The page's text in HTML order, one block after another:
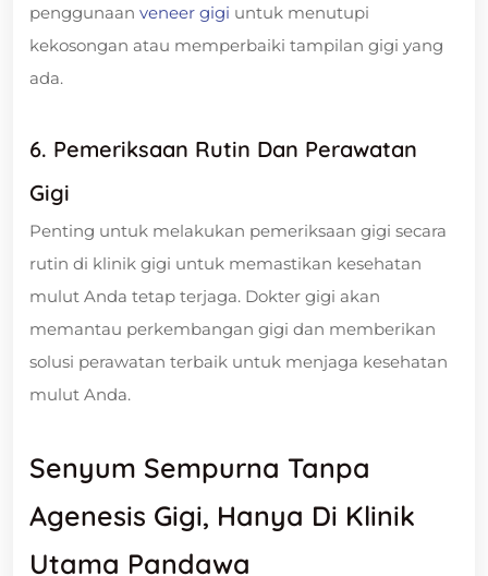
penggunaan veneer gigi untuk menutupi
kekosongan atau memperbaiki tampilan gigi yang
ada.
6. Pemeriksaan Rutin Dan Perawatan
Gigi
Penting untuk melakukan pemeriksaan gigi secara
rutin di klinik gigi untuk memastikan kesehatan
mulut Anda tetap terjaga. Dokter gigi akan
memantau perkembangan gigi dan memberikan
solusi perawatan terbaik untuk menjaga kesehatan
mulut Anda.
Senyum Sempurna Tanpa
Agenesis Gigi, Hanya Di Klinik
Utama Pandawa